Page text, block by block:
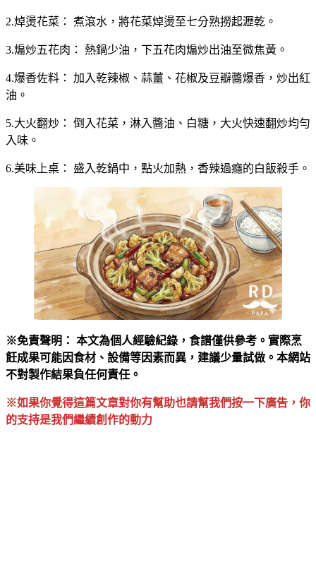
2.焯燙花菜： 煮滾水，將花菜焯燙至七分熟撈起瀝乾。
3.煸炒五花肉： 熱鍋少油，下五花肉煸炒出油至微焦黃。
4.爆香佐料： 加入乾辣椒、蒜薑、花椒及豆瓣醬爆香，炒出紅
油。
5.大火翻炒： 倒入花菜，淋入醬油、白糖，大火快速翻炒均勻
入味。
6.美味上桌： 盛入乾鍋中，點火加熱，香辣過癮的白飯殺手。
※免責聲明： 本文為個人經驗紀錄，食譜僅供參考。實際烹
飪成果可能因食材、設備等因素而異，建議少量試做。本網站
不對製作結果負任何責任。
※如果你覺得這篇文章對你有幫助也請幫我們按一下廣告，你
的支持是我們繼續創作的動力